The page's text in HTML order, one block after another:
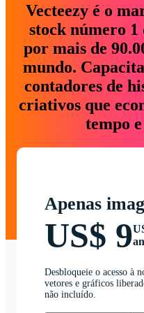
Vecteezy é o
stock número 1
por mais de
mundo.
contadores de
criativos que
tempo
Apenas
US$ 9
Desbloqueie o acesso à
vetores e gráficos
não incluído.